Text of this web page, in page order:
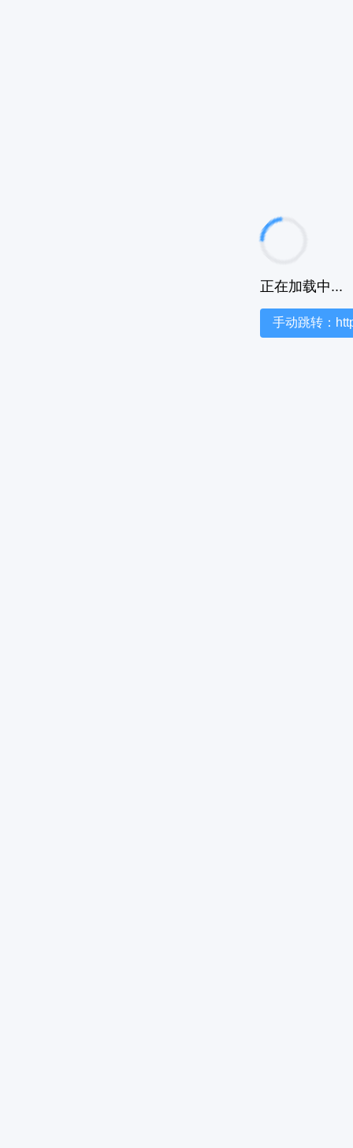
正在加载中...
手动跳转：